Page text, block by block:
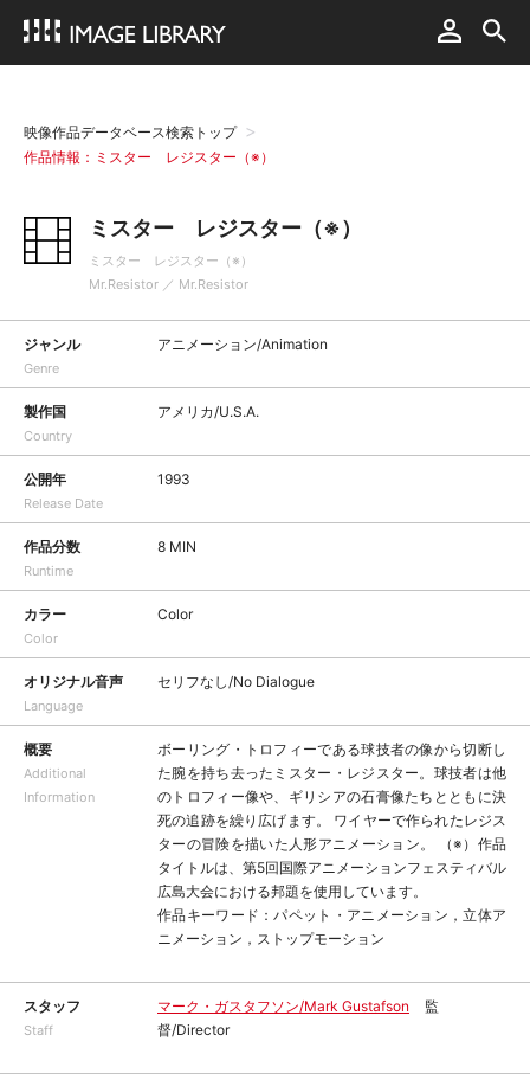
映像作品データベース検索トップ
作品情報：ミスター レジスター（※）
ミスター レジスター（※）
ミスター レジスター（※）
Mr.Resistor ／ Mr.Resistor
ジャンル
Genre
アニメーション/Animation
製作国
Country
アメリカ/U.S.A.
公開年
Release Date
1993
作品分数
Runtime
8 MIN
カラー
Color
Color
オリジナル音声
Language
セリフなし/No Dialogue
概要
Additional
Information
ボーリング・トロフィーである球技者の像から切断し
た腕を持ち去ったミスター・レジスター。球技者は他
のトロフィー像や、ギリシアの石膏像たちとともに決
死の追跡を繰り広げます。 ワイヤーで作られたレジス
ターの冒険を描いた人形アニメーション。 （※）作品
タイトルは、第5回国際アニメーションフェスティバル
広島大会における邦題を使用しています。
作品キーワード：パペット・アニメーション，立体ア
ニメーション，ストップモーション
スタッフ
Staff
マーク・ガスタフソン/Mark Gustafson
監
督/Director